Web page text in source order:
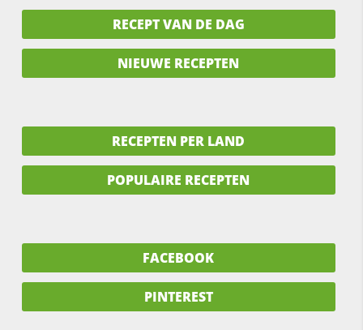
RECEPT VAN DE DAG
NIEUWE RECEPTEN
RECEPTEN PER LAND
POPULAIRE RECEPTEN
FACEBOOK
PINTEREST